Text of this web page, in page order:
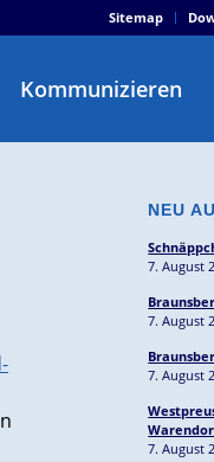
Sitemap
Kommunizieren
NEU
7. August
7. August
7. August
7. August